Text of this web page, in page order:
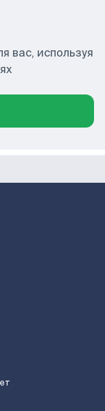
вас, используя